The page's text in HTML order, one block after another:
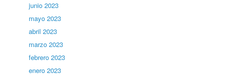
junio 2023
mayo 2023
abril 2023
marzo 2023
febrero 2023
enero 2023